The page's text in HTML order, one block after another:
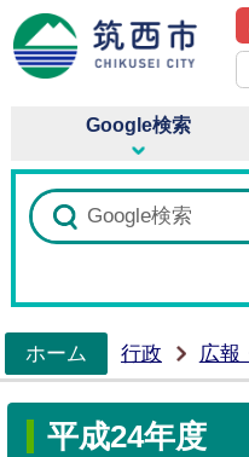
Google検索
ホーム
行政 広報
平成24年度